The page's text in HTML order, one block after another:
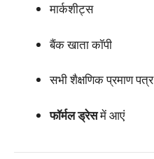
मार्कशीट्स
बैंक खाता कॉपी
सभी शैक्षणिक प्रमाण पत्र
फॉर्मल ड्रेसमें आएं